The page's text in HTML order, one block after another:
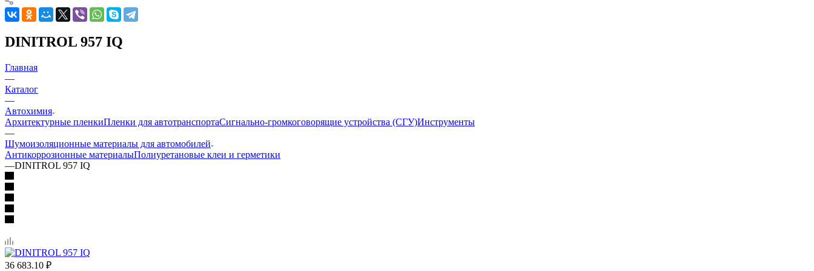
DINITROL 957 IQ
Главная
—
Каталог
—
Автохимия
Архитектурные пленкиПленки для автотранспортаСигнально-громкоговорящие устройства (СГУ)Инструменты
—
Шумоизоляционные материалы для автомобилей
Антикоррозионные материалыПолиуретановые клеи и герметики
—DINITROL 957 IQ
36 683.10 ₽